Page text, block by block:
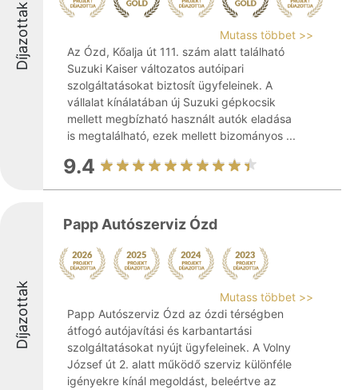
Díjazottak
Mutass többet >>
Az Ózd, Kőalja út 111. szám alatt található
Suzuki Kaiser változatos autóipari
szolgáltatásokat biztosít ügyfeleinek. A
vállalat kínálatában új Suzuki gépkocsik
mellett megbízható használt autók eladása
is megtalálható, ezek mellett bizományos ...
9.4
Díjazottak
Papp Autószerviz Ózd
Mutass többet >>
Papp Autószerviz Ózd az ózdi térségben
átfogó autójavítási és karbantartási
szolgáltatásokat nyújt ügyfeleinek. A Volny
József út 2. alatt működő szerviz különféle
igényekre kínál megoldást, beleértve az